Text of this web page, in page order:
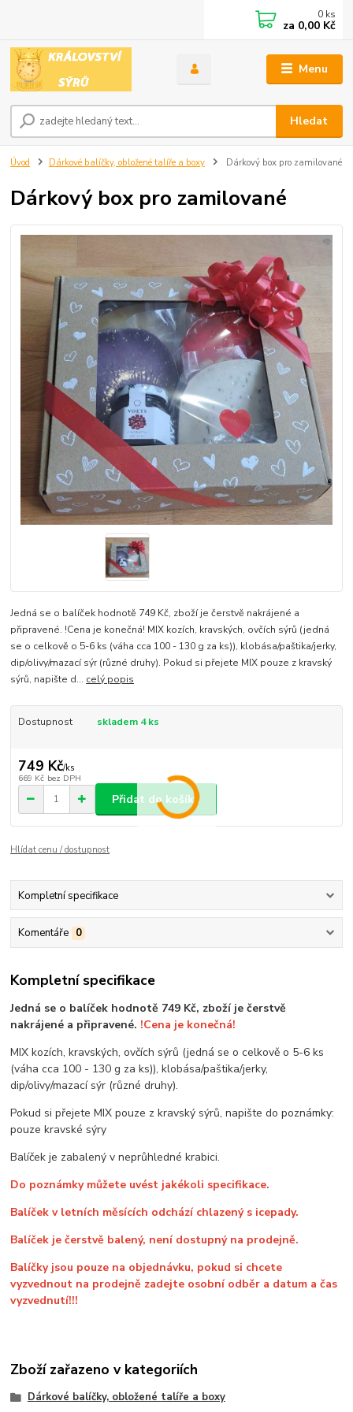
Menu
Hledat
0 ks
za 0,00 Kč
Úvod Dárkové balíčky, obložené talíře a boxy Dárkový box pro zamilované
Dárkový box pro zamilované
Jedná se o balíček hodnotě 749 Kč, zboží je čerstvě nakrájené a
připravené. !Cena je konečná! MIX kozích, kravských, ovčích sýrů (jedná
se o celkově o 5-6 ks (váha cca 100 - 130 g za ks)), klobása/paštika/jerky,
dip/olivy/mazací sýr (různé druhy). Pokud si přejete MIX pouze z kravský
sýrů, napište d... celý popis
Dostupnost skladem 4 ks
749 Kč/ks
669 Kč bez DPH
Přidat do košíku
Hlídat cenu / dostupnost
Kompletní specifikace
Komentáře 0
Kompletní specifikace
Jedná se o balíček hodnotě 749 Kč, zboží je čerstvě
nakrájené a připravené. !Cena je konečná!
MIX kozích, kravských, ovčích sýrů (jedná se o celkově o 5-6 ks
(váha cca 100 - 130 g za ks)), klobása/paštika/jerky,
dip/olivy/mazací sýr (různé druhy).
Pokud si přejete MIX pouze z kravský sýrů, napište do poznámky:
pouze kravské sýry
Balíček je zabalený v neprůhledné krabici.
Do poznámky můžete uvést jakékoli specifikace.
Balíček v letních měsících odchází chlazený s icepady.
Balíček je čerstvě balený, není dostupný na prodejně.
Balíčky jsou pouze na objednávku, pokud si chcete
vyzvednout na prodejně zadejte osobní odběr a datum a čas
vyzvednutí!!!
Zboží zařazeno v kategoriích
Dárkové balíčky, obložené talíře a boxy